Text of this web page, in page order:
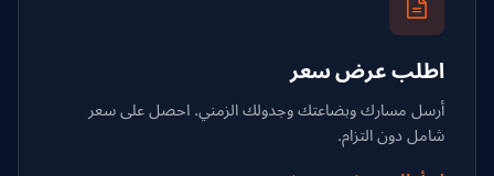
اطلب عرض سعر
أرسل مسارك وبضاعتك وجدولك الزمني. احصل على سعر
شامل دون التزام.